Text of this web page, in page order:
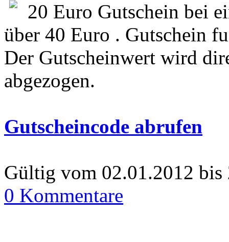
20 Euro Gutschein bei
über 40 Euro . Gutschein
Der Gutscheinwert wird
abgezogen.
Gutscheincode abrufen
Gültig vom 02.01.2012 bis
0 Kommentare